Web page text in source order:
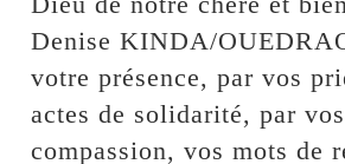
Denise KINDA/
votre présence, par vos
actes de solidarité, par
compassion, vos mots de